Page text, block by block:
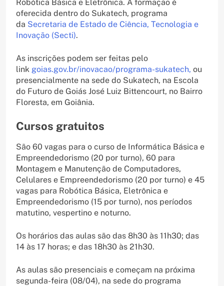
Robótica Básica e Eletrônica. A formação é
oferecida dentro do Sukatech, programa
da Secretaria de Estado de Ciência, Tecnologia e
Inovação (Secti).
As inscrições podem ser feitas pelo
link goias.gov.br/inovacao/programa-sukatech, ou
presencialmente na sede do Sukatech, na Escola
do Futuro de Goiás José Luiz Bittencourt, no Bairro
Floresta, em Goiânia.
Cursos gratuitos
São 60 vagas para o curso de Informática Básica e
Empreendedorismo (20 por turno), 60 para
Montagem e Manutenção de Computadores,
Celulares e Empreendedorismo (20 por turno) e 45
vagas para Robótica Básica, Eletrônica e
Empreendedorismo (15 por turno), nos períodos
matutino, vespertino e noturno.
Os horários das aulas são das 8h30 às 11h30; das
14 às 17 horas; e das 18h30 às 21h30.
As aulas são presenciais e começam na próxima
segunda-feira (08/04), na sede do programa